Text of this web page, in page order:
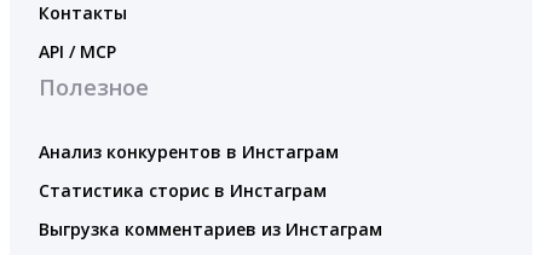
Контакты
API / MCP
Полезное
Анализ конкурентов в Инстаграм
Статистика сторис в Инстаграм
Выгрузка комментариев из Инстаграм